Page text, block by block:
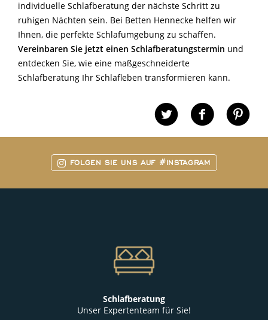
individuelle Schlafberatung der nächste Schritt zu
ruhigen Nächten sein. Bei Betten Hennecke helfen wir
Ihnen, die perfekte Schlafumgebung zu schaffen.
Vereinbaren Sie jetzt einen Schlafberatungstermin und
entdecken Sie, wie eine maßgeschneiderte
Schlafberatung Ihr Schlafleben transformieren kann.
FOLGEN SIE UNS AUF #INSTAGRAM
Schlafberatung
Unser Expertenteam für Sie!